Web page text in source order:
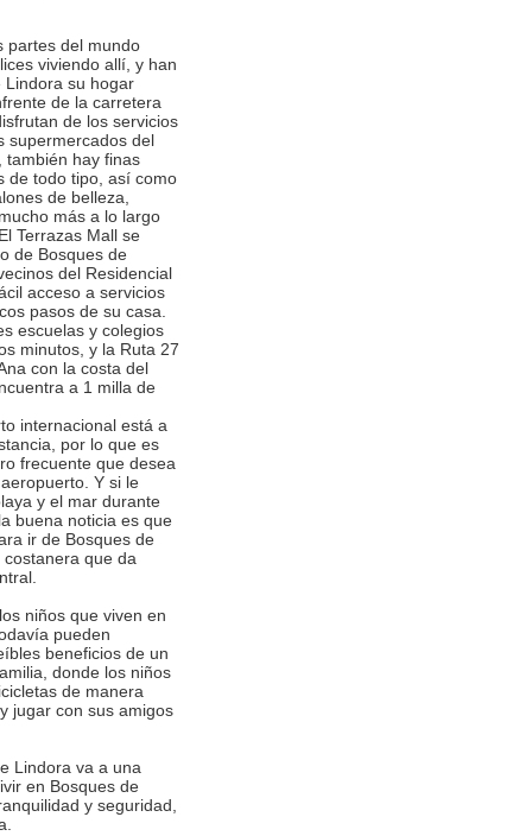
partes del mundo
viviendo allí, y han
Lindora su hogar
de la carretera
de los servicios
supermercados del
también hay finas
de todo tipo, así como
de belleza,
más a lo largo
Terrazas Mall se
de Bosques de
del Residencial
acceso a servicios
pasos de su casa.
escuelas y colegios
minutos, y la Ruta 27
con la costa del
a 1 milla de
internacional está a
por lo que es
frecuente que desea
Y si le
y el mar durante
buena noticia es que
ir de Bosques de
que da
niños que viven en
pueden
beneficios de un
donde los niños
de manera
jugar con sus amigos
Lindora va a una
en Bosques de
y seguridad,